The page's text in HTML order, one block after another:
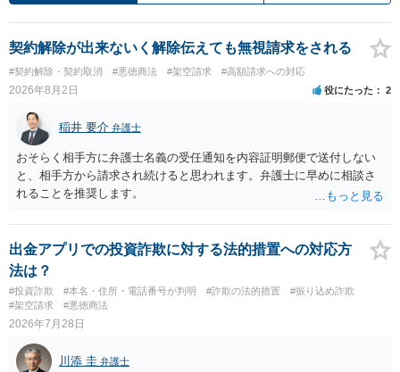
契約解除が出来ないく解除伝えても無視請求をされる
#契約解除・契約取消 #悪徳商法 #架空請求 #高額請求への対応
2026年8月2日 役にたった 2
稲井 要介 弁護士
おそらく相手方に弁護士名義の受任通知を内容証明郵便で送付しない
と、相手方から請求され続けると思われます。弁護士に早めに相談さ
れることを推奨します。
出金アプリでの投資詐欺に対する法的措置への対応方
法は？
#投資詐欺 #本名・住所・電話番号が判明 #詐欺の法的措置
#振り込め詐欺
#架空請求
#悪徳商法
2026年7月28日
川添 圭 弁護士